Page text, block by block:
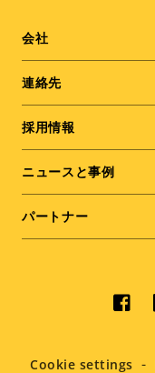
Footer
menu
会社
連絡先
採用情報
ニュースと事例
パートナー
Cookie settings